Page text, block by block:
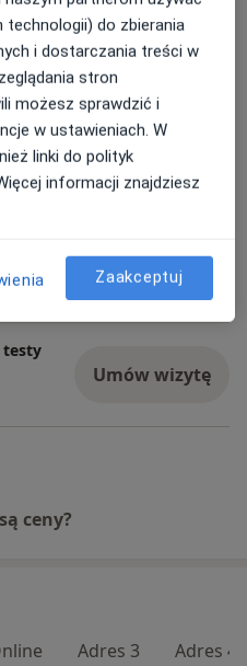
Umów wizytę
Umów wizytę
Umów wizytę
testy
Umów wizytę
ceny?
Adres 3 Adres 4
technologii) do zbierania
i dostarczania treści w
stron
możesz sprawdzić i
w ustawieniach. W
linki do polityk
informacji znajdziesz
Zaakceptuj